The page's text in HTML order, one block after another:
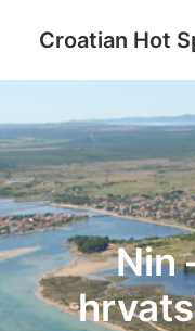
Croatian Hot
Aktivni odmor
Gastro
Destinacije
Lifestyle
Magazin
Blog
Nin